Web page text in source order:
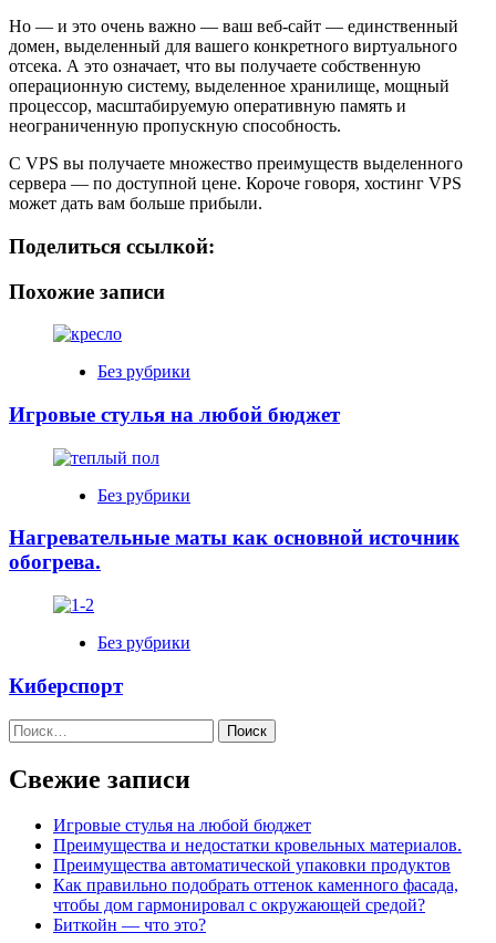
Но — и это очень важно — ваш веб-сайт — единственный
домен, выделенный для вашего конкретного виртуального
отсека. А это означает, что вы получаете собственную
операционную систему, выделенное хранилище, мощный
процессор, масштабируемую оперативную память и
неограниченную пропускную способность.
С VPS вы получаете множество преимуществ выделенного
сервера — по доступной цене. Короче говоря, хостинг VPS
может дать вам больше прибыли.
Поделиться ссылкой:
Похожие записи
Без рубрики
Игровые стулья на любой бюджет
Без рубрики
Нагревательные маты как основной источник
обогрева.
Без рубрики
Киберспорт
Найти:
Свежие записи
Игровые стулья на любой бюджет
Преимущества и недостатки кровельных материалов.
Преимущества автоматической упаковки продуктов
Как правильно подобрать оттенок каменного фасада,
чтобы дом гармонировал с окружающей средой?
Биткойн — что это?